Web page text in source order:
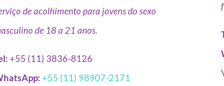
de acolhimento para jovens do sexo
de 18 a 21 anos.
+55 (11) 3836-8126
+55 (11) 98907-2171